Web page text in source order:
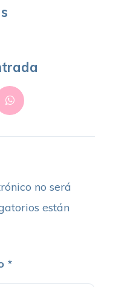
no será
están
*